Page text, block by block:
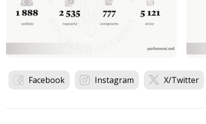
Facebook Instagram X/Twitter